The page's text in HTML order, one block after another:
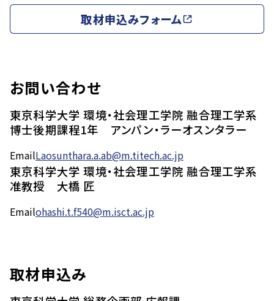
取材申込みフォーム
お問い合わせ
東京科学大学 環境・社会理工学院 融合理工学系
博士後期課程1年 アンパン・ラーオスンタラー
EmailLaosunthara.a.ab@m.titech.ac.jp
東京科学大学 環境・社会理工学院 融合理工学系
准教授 大橋 匠
Emailohashi.t.f540@m.isct.ac.jp
取材申込み